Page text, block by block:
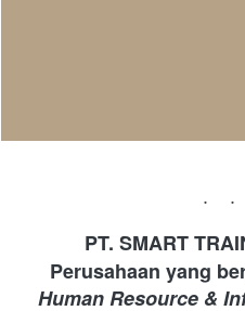
PT. SMART
Perusahaan yang
Human Resource &